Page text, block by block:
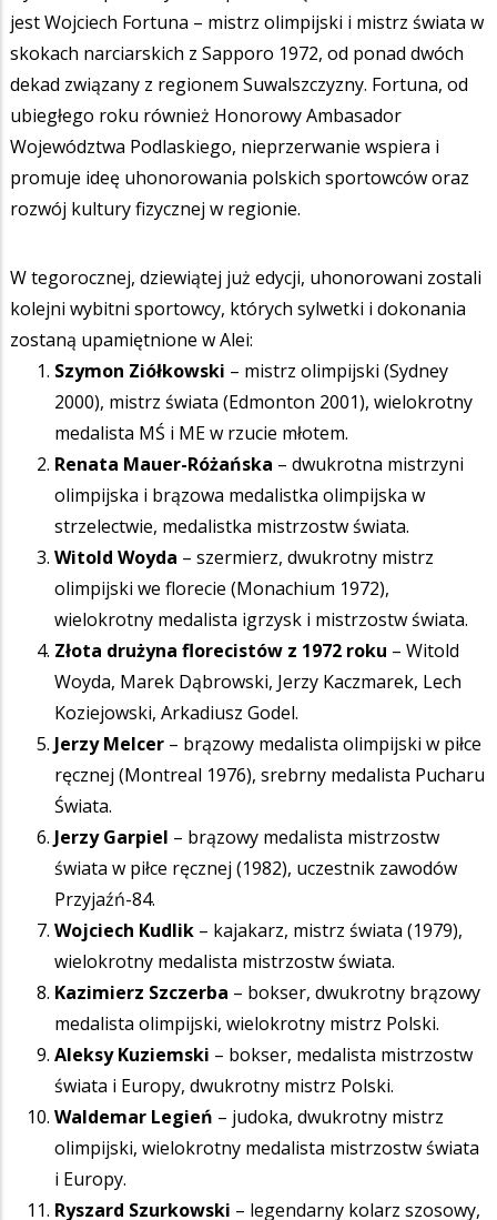
jest Wojciech Fortuna – mistrz olimpijski i mistrz świata w
skokach narciarskich z Sapporo 1972, od ponad dwóch
dekad związany z regionem Suwalszczyzny. Fortuna, od
ubiegłego roku również Honorowy Ambasador
Województwa Podlaskiego, nieprzerwanie wspiera i
promuje ideę uhonorowania polskich sportowców oraz
rozwój kultury fizycznej w regionie.
W tegorocznej, dziewiątej już edycji, uhonorowani zostali
kolejni wybitni sportowcy, których sylwetki i dokonania
zostaną upamiętnione w Alei:
Szymon Ziółkowski – mistrz olimpijski (Sydney
2000), mistrz świata (Edmonton 2001), wielokrotny
medalista MŚ i ME w rzucie młotem.
Renata Mauer-Różańska – dwukrotna mistrzyni
olimpijska i brązowa medalistka olimpijska w
strzelectwie, medalistka mistrzostw świata.
Witold Woyda – szermierz, dwukrotny mistrz
olimpijski we florecie (Monachium 1972),
wielokrotny medalista igrzysk i mistrzostw świata.
Złota drużyna florecistów z 1972 roku – Witold
Woyda, Marek Dąbrowski, Jerzy Kaczmarek, Lech
Koziejowski, Arkadiusz Godel.
Jerzy Melcer – brązowy medalista olimpijski w piłce
ręcznej (Montreal 1976), srebrny medalista Pucharu
Świata.
Jerzy Garpiel – brązowy medalista mistrzostw
świata w piłce ręcznej (1982), uczestnik zawodów
Przyjaźń-84.
Wojciech Kudlik – kajakarz, mistrz świata (1979),
wielokrotny medalista mistrzostw świata.
Kazimierz Szczerba – bokser, dwukrotny brązowy
medalista olimpijski, wielokrotny mistrz Polski.
Aleksy Kuziemski – bokser, medalista mistrzostw
świata i Europy, dwukrotny mistrz Polski.
Waldemar Legień – judoka, dwukrotny mistrz
olimpijski, wielokrotny medalista mistrzostw świata
i Europy.
Ryszard Szurkowski – legendarny kolarz szosowy,